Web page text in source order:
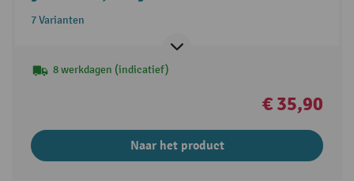
7 Varianten
8 werkdagen (indicatief)
€ 35,90
Naar het product